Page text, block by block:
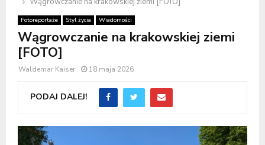
Fotoreportaże Styl życia Wiadomości
Wągrowczanie na krakowskiej ziemi
[FOTO]
Waldemar Kaiser 18 maja 2026
PODAJ DALEJ!